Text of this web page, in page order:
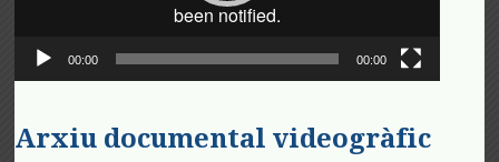
00:00 00:00
Arxiu documental videogràfic